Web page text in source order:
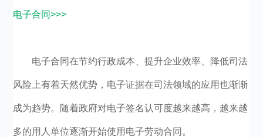
电子合同>>>
电子合同在节约行政成本、提升企业效率、降低司法
风险上有着天然优势，电子证据在司法领域的应用也渐渐
成为趋势。随着政府对电子签名认可度越来越高，越来越
多的用人单位逐渐开始使用电子劳动合同。